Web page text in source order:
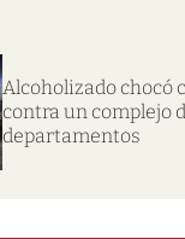
Alcoholizado chocó
contra un complejo
departamentos